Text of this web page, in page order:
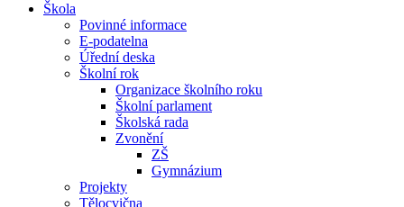
Škola
Povinné informace
E-podatelna
Úřední deska
Školní rok
Organizace školního roku
Školní parlament
Školská rada
Zvonění
ZŠ
Gymnázium
Projekty
Tělocvična